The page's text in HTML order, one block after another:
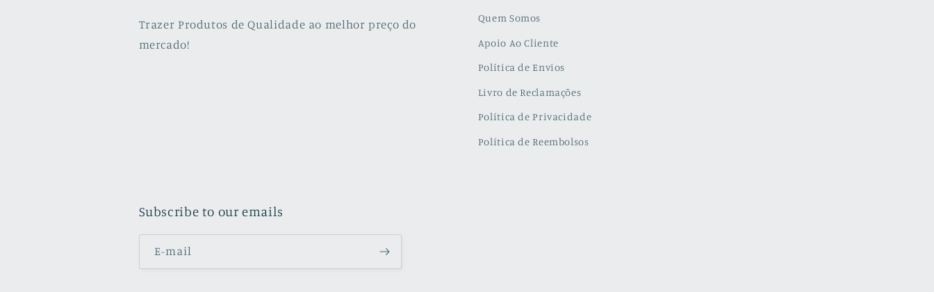
Trazer Produtos de Qualidade ao melhor preço do
mercado!
Quem Somos
Apoio Ao Cliente
Política de Envios
Livro de Reclamações
Política de Privacidade
Política de Reembolsos
Subscribe to our emails
E-mail